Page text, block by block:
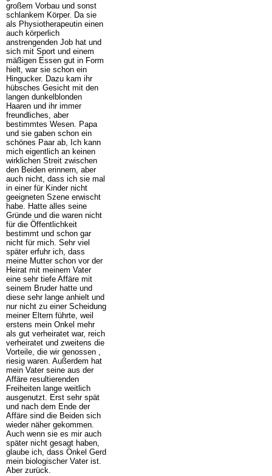
großem Vorbau und sonst
schlankem Körper. Da sie
als Physiotherapeutin einen
auch körperlich
anstrengenden Job hat und
sich mit Sport und einem
mäßigen Essen gut in Form
hielt, war sie schon ein
Hingucker. Dazu kam ihr
hübsches Gesicht mit den
langen dunkelblonden
Haaren und ihr immer
freundliches, aber
bestimmtes Wesen. Papa
und sie gaben schon ein
schönes Paar ab, Ich kann
mich eigentlich an keinen
wirklichen Streit zwischen
den Beiden erinnern, aber
auch nicht, dass ich sie mal
in einer für Kinder nicht
geeigneten Szene erwischt
habe. Hatte alles seine
Gründe und die waren nicht
für die Öffentlichkeit
bestimmt und schon gar
nicht für mich. Sehr viel
später erfuhr ich, dass
meine Mutter schon vor der
Heirat mit meinem Vater
eine sehr tiefe Affäre mit
seinem Bruder hatte und
diese sehr lange anhielt und
nur nicht zu einer Scheidung
meiner Eltern führte, weil
erstens mein Onkel mehr
als gut verheiratet war, reich
verheiratet und zweitens die
Vorteile, die wir genossen ,
riesig waren. Außerdem hat
mein Vater seine aus der
Affäre resultierenden
Freiheiten lange weitlich
ausgenutzt. Erst sehr spät
und nach dem Ende der
Affäre sind die Beiden sich
wieder näher gekommen.
Auch wenn sie es mir auch
später nicht gesagt haben,
glaube ich, dass Onkel Gerd
mein biologischer Vater ist.
Aber zurück.